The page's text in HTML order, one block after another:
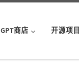
GPT商店 开源项目